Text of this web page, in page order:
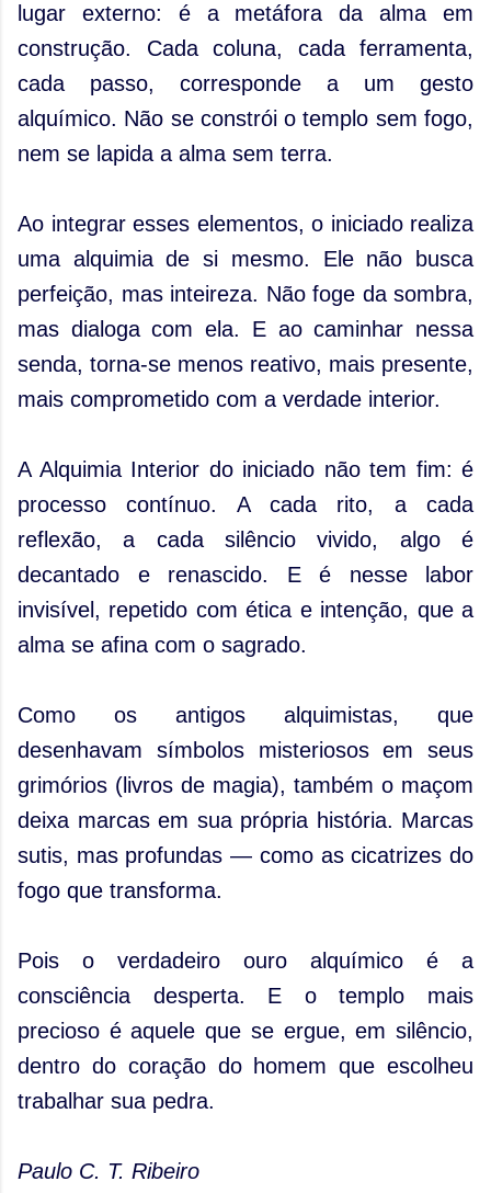
lugar externo: é a metáfora da alma em
construção. Cada coluna, cada ferramenta,
cada passo, corresponde a um gesto
alquímico. Não se constrói o templo sem fogo,
nem se lapida a alma sem terra.
Ao integrar esses elementos, o iniciado realiza
uma alquimia de si mesmo. Ele não busca
perfeição, mas inteireza. Não foge da sombra,
mas dialoga com ela. E ao caminhar nessa
senda, torna-se menos reativo, mais presente,
mais comprometido com a verdade interior.
A Alquimia Interior do iniciado não tem fim: é
processo contínuo. A cada rito, a cada
reflexão, a cada silêncio vivido, algo é
decantado e renascido. E é nesse labor
invisível, repetido com ética e intenção, que a
alma se afina com o sagrado.
Como os antigos alquimistas, que
desenhavam símbolos misteriosos em seus
grimórios (livros de magia), também o maçom
deixa marcas em sua própria história. Marcas
sutis, mas profundas — como as cicatrizes do
fogo que transforma.
Pois o verdadeiro ouro alquímico é a
consciência desperta. E o templo mais
precioso é aquele que se ergue, em silêncio,
dentro do coração do homem que escolheu
trabalhar sua pedra.
Paulo C. T. Ribeiro